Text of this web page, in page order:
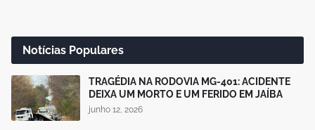
Notícias Populares
TRAGÉDIA NA RODOVIA MG-401: ACIDENTE
DEIXA UM MORTO E UM FERIDO EM JAÍBA
junho 12, 2026